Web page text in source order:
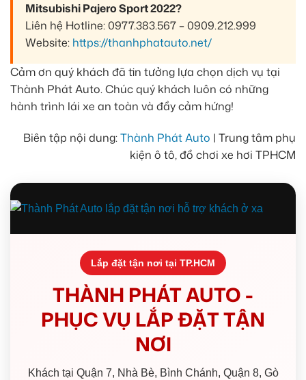
Mitsubishi Pajero Sport 2022?
Liên hệ Hotline: 0977.383.567 – 0909.212.999
Website: https://thanhphatauto.net/
Cảm ơn quý khách đã tin tưởng lựa chọn dịch vụ tại
Thành Phát Auto. Chúc quý khách luôn có những
hành trình lái xe an toàn và đầy cảm hứng!
Biên tập nội dung:Thành Phát Auto | Trung tâm phụ
kiện ô tô, đồ chơi xe hơi TPHCM
Lắp đặt tận nơi tại TP.HCM
THÀNH PHÁT AUTO -
PHỤC VỤ LẮP ĐẶT TẬN
NƠI
Khách tại Quận 7, Nhà Bè, Bình Chánh, Quận 8, Gò